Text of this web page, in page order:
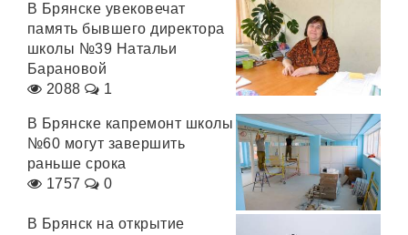
В Брянске увековечат
память бывшего директора
школы №39 Натальи
Барановой
2088
1
В Брянске капремонт школы
№60 могут завершить
раньше срока
1757
0
В Брянск на открытие